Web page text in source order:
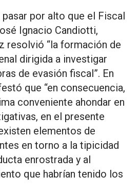
pasar por alto que el Fiscal
Ignacio Candiotti,
resolvió “la formación de
dirigida a investigar
de evasión fiscal”. En
que “en consecuencia,
conveniente ahondar en
en el presente
elementos de
en torno a la tipicidad
enrostrada y al
que habrían tenido los